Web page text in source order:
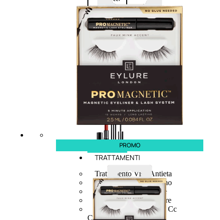
speciali
Solvente
Trattamenti
unghie
Cofanetti
unghie
TRATTAMENTI
Trattamento Viso Antieta
Trattamento Viso Giorno
Trattamento Viso Notte
Trattamento Viso 24 Ore
Trattamento Viso Bb E Cc
Cream
PROMO